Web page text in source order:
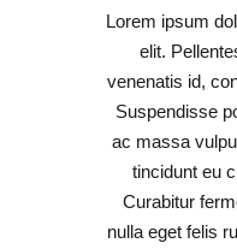
Lorem ipsum
elit.
venenatis id,
Suspendisse
ac massa
tincidunt eu
Curabitur
nulla eget felis